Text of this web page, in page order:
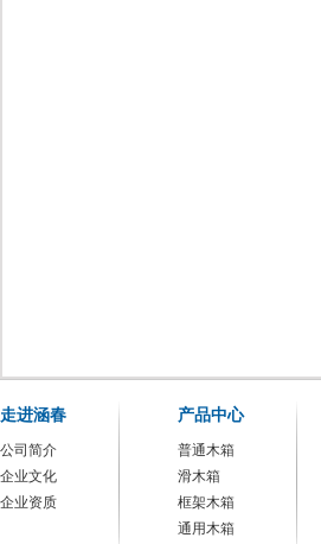
走进涵春
公司简介
企业文化
企业资质
产品中心
普通木箱
滑木箱
框架木箱
通用木箱